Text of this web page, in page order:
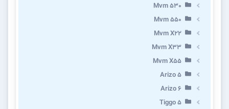
Mvm 530
Mvm 550
Mvm X22
Mvm X33
Mvm X55
Arizo 5
Arizo 6
Tiggo 5